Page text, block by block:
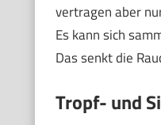
vertragen aber
Es kann sich
Das senkt die
Tropf- und